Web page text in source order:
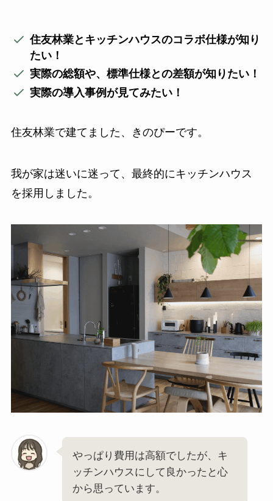
住友林業とキッチンハウスのコラボ仕様が知り
たい！
実際の総額や、標準仕様との差額が知りたい！
実際の導入事例が見てみたい！
住友林業で建てました、きのぴーです。
我が家は迷いに迷って、最終的にキッチンハウス
を採用しました。
やっぱり費用は高額でしたが、キ
ッチンハウスにして良かったと心
から思っています。